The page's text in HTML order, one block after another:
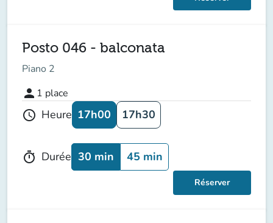
Posto 046 - balconata
Piano 2
person 1 place
schedule Heure 17h00 17h30
timer Durée 30 min 45 min
Réserver